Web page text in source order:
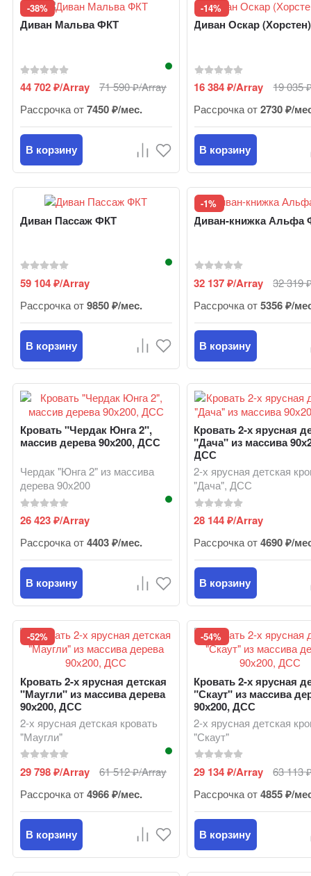
-38%
Диван Мальва ФКТ
44 702₽/Array 71 590₽/Array
Рассрочка от7450 ₽/мес.
В корзину
-14%
Диван Оскар
16 384₽/Array 19 035
Рассрочка от2730 ₽/
В корзину
Диван Пассаж ФКТ
59 104₽/Array
Рассрочка от9850 ₽/мес.
В корзину
-1%
Диван-книжка Альфа
32 137₽/Array 32 319
Рассрочка от5356 ₽/
В корзину
Кровать "Чердак Юнга 2",
массив дерева 90х200, ДСС
Чердак "Юнга 2" из массива
дерева 90х200
26 423₽/Array
Рассрочка от4403 ₽/мес.
В корзину
Кровать 2-х ярусная
"Дача" из массива
ДСС
2-х ярусная детская
"Дача", ДСС
28 144₽/Array
Рассрочка от4690 ₽/
В корзину
-52%
Кровать 2-х ярусная детская
"Маугли" из массива дерева
90х200, ДСС
2-х ярусная детская кровать
"Маугли"
29 798₽/Array 61 512₽/Array
Рассрочка от4966 ₽/мес.
В корзину
-54%
Кровать 2-х ярусная
"Скаут" из массива
90х200, ДСС
2-х ярусная детская
"Скаут"
29 134₽/Array 63 113
Рассрочка от4855 ₽/
В корзину